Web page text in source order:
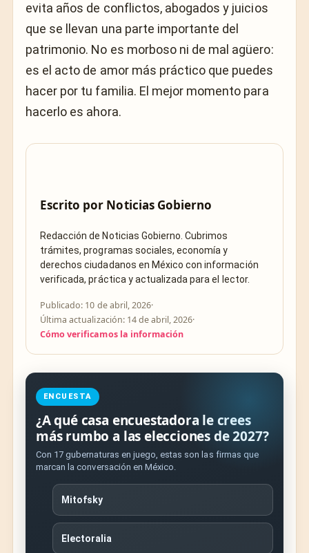
evita años de conflictos, abogados y juicios
que se llevan una parte importante del
patrimonio. No es morboso ni de mal agüero:
es el acto de amor más práctico que puedes
hacer por tu familia. El mejor momento para
hacerlo es ahora.
Escrito por Noticias Gobierno
Redacción de Noticias Gobierno. Cubrimos
trámites, programas sociales, economía y
derechos ciudadanos en México con información
verificada, práctica y actualizada para el lector.
Publicado: 10 de abril, 2026·
Última actualización: 14 de abril, 2026·
Cómo verificamos la información
ENCUESTA
¿A qué casa encuestadora le crees
más rumbo a las elecciones de 2027?
Con 17 gubernaturas en juego, estas son las firmas que
marcan la conversación en México.
Mitofsky
Electoralia